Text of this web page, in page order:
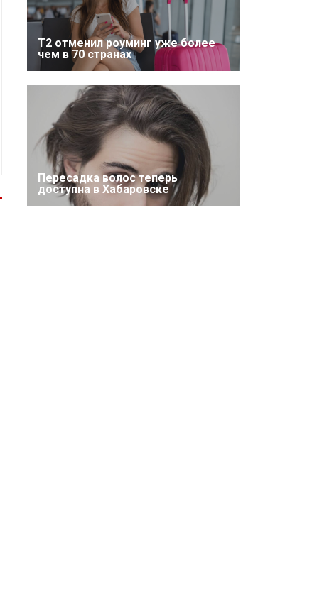
Т2 отменил роуминг уже более
чем в 70 странах
Пересадка волос теперь
доступна в Хабаровске